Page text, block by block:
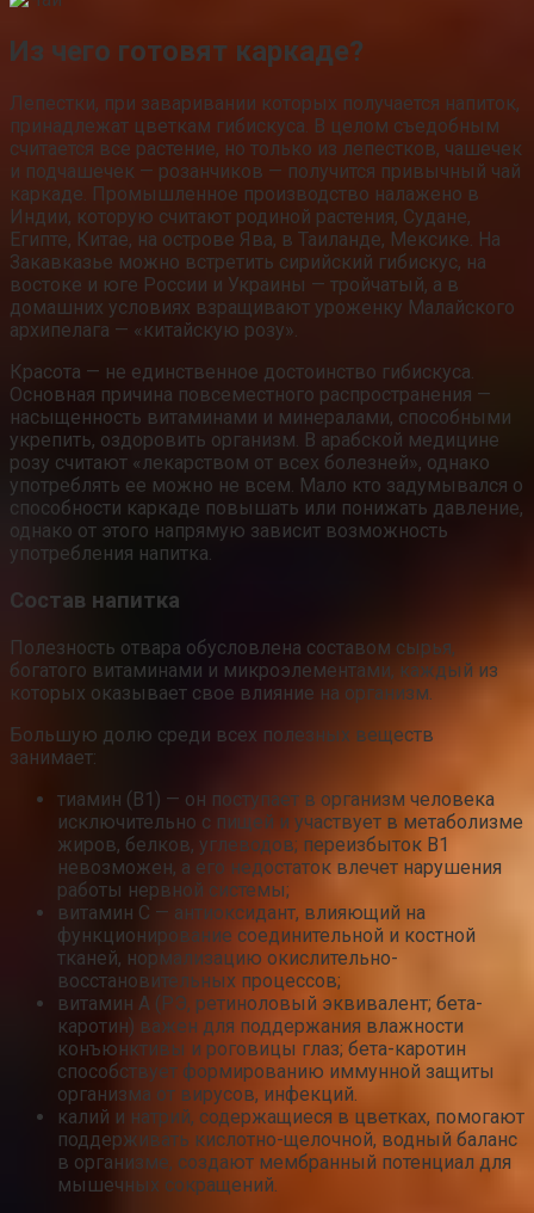
Из чего готовят каркаде?
Лепестки, при заваривании которых получается напиток,
принадлежат цветкам гибискуса. В целом съедобным
считается все растение, но только из лепестков, чашечек
и подчашечек — розанчиков — получится привычный чай
каркаде. Промышленное производство налажено в
Индии, которую считают родиной растения, Судане,
Египте, Китае, на острове Ява, в Таиланде, Мексике. На
Закавказье можно встретить сирийский гибискус, на
востоке и юге России и Украины — тройчатый, а в
домашних условиях взращивают уроженку Малайского
архипелага — «китайскую розу».
Красота — не единственное достоинство гибискуса.
Основная причина повсеместного распространения —
насыщенность витаминами и минералами, способными
укрепить, оздоровить организм. В арабской медицине
розу считают «лекарством от всех болезней», однако
употреблять ее можно не всем. Мало кто задумывался о
способности каркаде повышать или понижать давление,
однако от этого напрямую зависит возможность
употребления напитка.
Состав напитка
Полезность отвара обусловлена составом сырья,
богатого витаминами и микроэлементами, каждый из
которых оказывает свое влияние на организм.
Большую долю среди всех полезных веществ
занимает:
тиамин (В1) — он поступает в организм человека
исключительно с пищей и участвует в метаболизме
жиров, белков, углеводов; переизбыток В1
невозможен, а его недостаток влечет нарушения
работы нервной системы;
витамин С — антиоксидант, влияющий на
функционирование соединительной и костной
тканей, нормализацию окислительно-
восстановительных процессов;
витамин А (РЭ, ретиноловый эквивалент; бета-
каротин) важен для поддержания влажности
конъюнктивы и роговицы глаз; бета-каротин
способствует формированию иммунной защиты
организма от вирусов, инфекций.
калий и натрий, содержащиеся в цветках, помогают
поддерживать кислотно-щелочной, водный баланс
в организме, создают мембранный потенциал для
мышечных сокращений.